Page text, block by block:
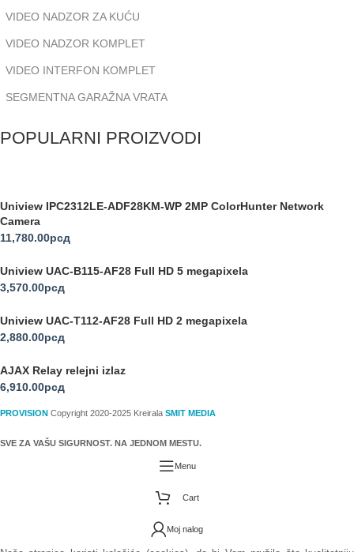
VIDEO NADZOR ZA KUĆU
VIDEO NADZOR KOMPLET
VIDEO INTERFON KOMPLET
SEGMENTNA GARAŽNA VRATA
POPULARNI PROIZVODI
Uniview IPC2312LE-ADF28KM-WP 2MP ColorHunter Network
Camera
11,780.00рсд
Uniview UAC-B115-AF28 Full HD 5 megapixela
3,570.00рсд
Uniview UAC-T112-AF28 Full HD 2 megapixela
2,880.00рсд
AJAX Relay relejni izlaz
6,910.00рсд
PROVISION Copyright 2020-2025 Kreirala SMIT MEDIA
SVE ZA VAŠU SIGURNOST. NA JEDNOM MESTU.
Menu
Cart
Moj nalog